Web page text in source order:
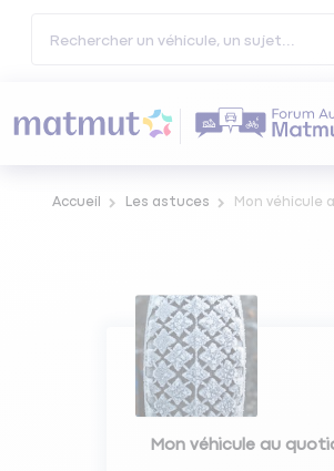
Accueil Les astuces Mon véhicule
Mon véhicule au